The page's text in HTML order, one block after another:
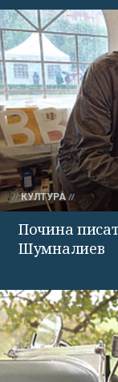
КУЛТУРА
Почина
Шумналиев